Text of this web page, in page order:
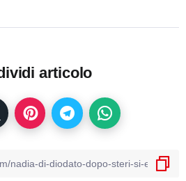
articolo